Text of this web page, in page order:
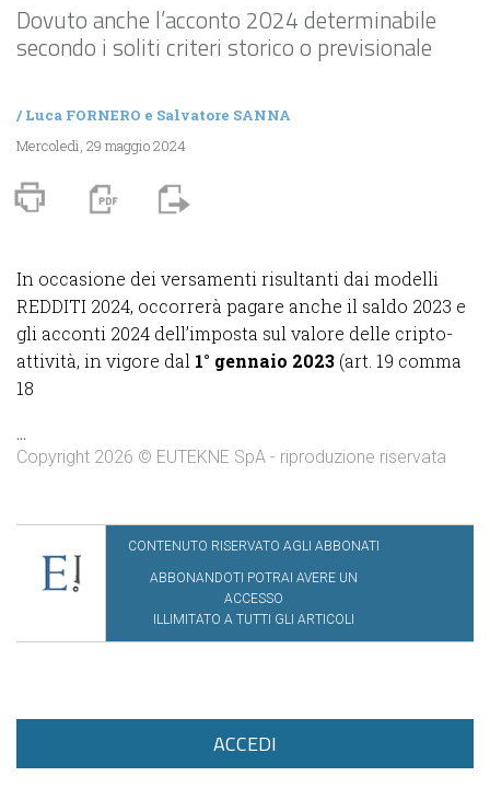
Dovuto anche l’acconto 2024 determinabile
secondo i soliti criteri storico o previsionale
/Luca FORNERO e Salvatore SANNA
Mercoledì, 29 maggio 2024
In occasione dei versamenti risultanti dai modelli
REDDITI 2024, occorrerà pagare anche il saldo 2023 e
gli acconti 2024 dell’imposta sul valore delle cripto-
attività, in vigore dal 1° gennaio 2023 (art. 19 comma
18
...
Copyright 2026 © EUTEKNE SpA - riproduzione riservata
CONTENUTO RISERVATO AGLI ABBONATI
ABBONANDOTI POTRAI AVERE UN
ACCESSO
ILLIMITATO A TUTTI GLI ARTICOLI
ACCEDI